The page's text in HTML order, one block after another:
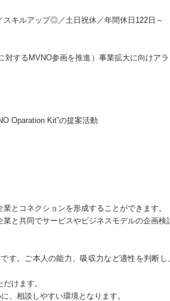
キルアップ◎／土日祝休／年間休日122日～
するMVNO参画を推進）事業拡大に向けア
Oparation Kit”の提案活動
とコネクションを形成することができます。
と共同でサービスやビジネスモデルの企画検
す。ご本人の能力、吸収力など適性を判断
けます。
、相談しやすい環境となります。